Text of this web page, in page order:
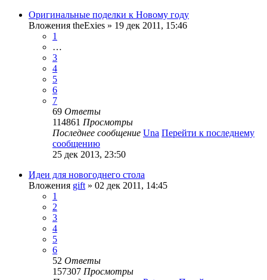
Оригинальные поделки к Новому году
Вложения theExies » 19 дек 2011, 15:46
1
…
3
4
5
6
7
69 Ответы
114861 Просмотры
Последнее сообщение Una Перейти к последнему
сообщению
25 дек 2013, 23:50
Идеи для новогоднего стола
Вложения gift » 02 дек 2011, 14:45
1
2
3
4
5
6
52 Ответы
157307 Просмотры